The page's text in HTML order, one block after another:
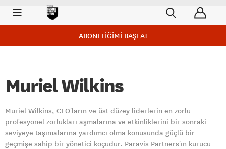
ABONELİĞİMİ BAŞLAT
Muriel Wilkins
Muriel Wilkins, CEO'ların ve üst düzey liderlerin en zorlu
profesyonel zorlukları aşmalarına ve etkinliklerini bir sonraki
seviyeye taşımalarına yardımcı olma konusunda güçlü bir
geçmişe sahip bir yönetici koçudur. Paravis Partners'ın kurucu